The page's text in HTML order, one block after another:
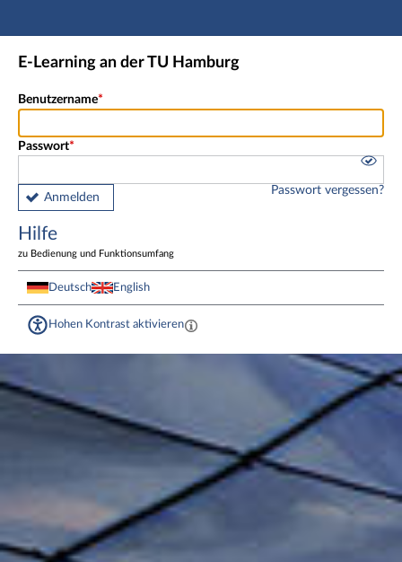
Hauptnavigation
Fußzeile
E-Learning an der TU Hamburg
Benutzername
Passwort
Anmelden
Passwort vergessen?
Hilfe
zu Bedienung und Funktionsumfang
Deutsch English
Hohen Kontrast aktivieren